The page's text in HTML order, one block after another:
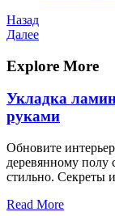
Навигация
по
записям
Предыдущая
запись
Назад
Следующая
Далее
Explore More
Укладка
руками
Обновите
деревянному полу
стильно. Секреты
Read More